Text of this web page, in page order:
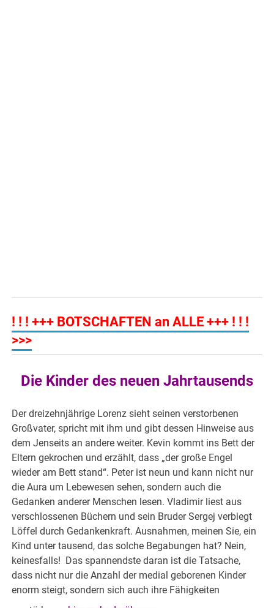
! ! ! +++ BOTSCHAFTEN an ALLE +++ ! ! !
>>>
Die Kinder des neuen Jahrtausends
Der dreizehnjährige Lorenz sieht seinen verstorbenen
Großvater, spricht mit ihm und gibt dessen Hinweise aus
dem Jenseits an andere weiter. Kevin kommt ins Bett der
Eltern gekrochen und erzählt, dass „der große Engel
wieder am Bett stand“. Peter ist neun und kann nicht nur
die Aura um Lebewesen sehen, sondern auch die
Gedanken anderer Menschen lesen. Vladimir liest aus
verschlossenen Büchern und sein Bruder Sergej verbiegt
Löffel durch Gedankenkraft. Ausnahmen, meinen Sie, ein
Kind unter tausend, das solche Begabungen hat? Nein,
keinesfalls! Das spannendste daran ist die Tatsache,
dass nicht nur die Anzahl der medial geborenen Kinder
enorm steigt, sondern sich auch ihre Fähigkeiten